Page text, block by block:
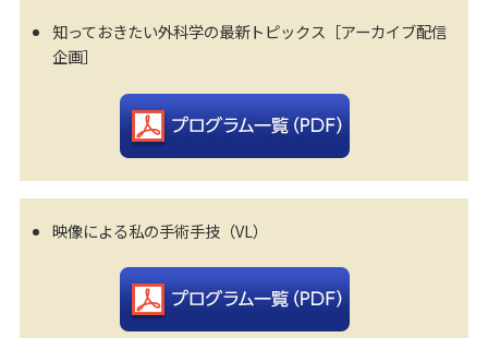
知っておきたい外科学の最新トピックス［アーカイブ配信
企画］
映像による私の手術手技（VL）